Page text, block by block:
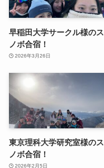
早稲田大学サークル様のス
ノボ合宿！
2026年3月26日
東京理科大学研究室様のス
ノボ合宿！
2026年2月5日